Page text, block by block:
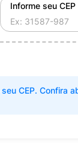
Informe seu CEP
CEP. Confira